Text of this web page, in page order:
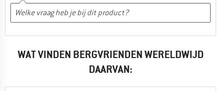
WAT VINDEN BERGVRIENDEN WERELDWIJD
DAARVAN: